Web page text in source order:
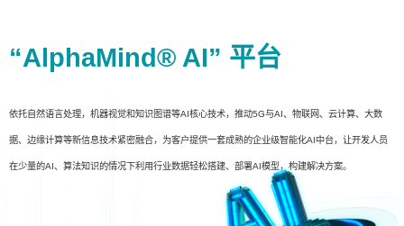
“AlphaMind® AI” 平台
依托自然语言处理，机器视觉和知识图谱等AI核心技术，推动5G与AI、物联网、云计算、大数
据、边缘计算等新信息技术紧密融合，为客户提供一套成熟的企业级智能化AI中台，让开发人员
在少量的AI、算法知识的情况下利用行业数据轻松搭建、部署AI模型，构建解决方案。